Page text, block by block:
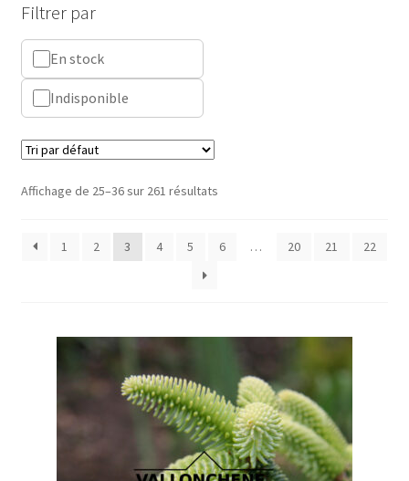
Filtrer par
En stock
Indisponible
Affichage de 25–36 sur 261 résultats
1 2 3 4 5 6 … 20 21 22